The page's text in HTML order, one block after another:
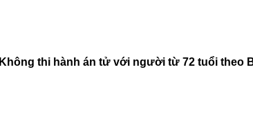
Không thi hành án tử với người từ 72 tuổi theo